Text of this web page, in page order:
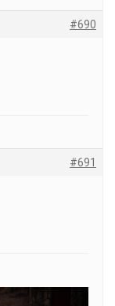
#690
#691